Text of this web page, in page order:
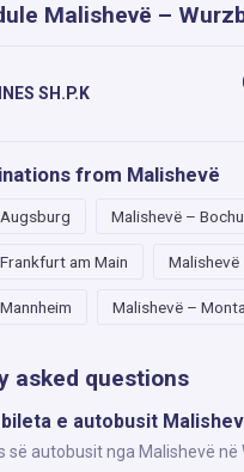
Malishevë –
SH.P.K
from Malishevë
Malishevë –
am Main Malishevë
Malishevë –
asked questions
e autobusit
së autobusit nga Malishevë